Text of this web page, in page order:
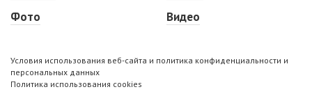
Фото
Видео
Условия использования веб-сайта и политика конфиденциальности и
персональных данных
Политика использования cookies